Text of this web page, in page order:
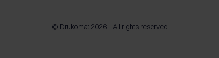
© Drukomat 2026 – All rights reserved